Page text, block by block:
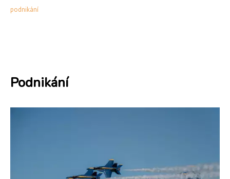
podnikání
Podnikání